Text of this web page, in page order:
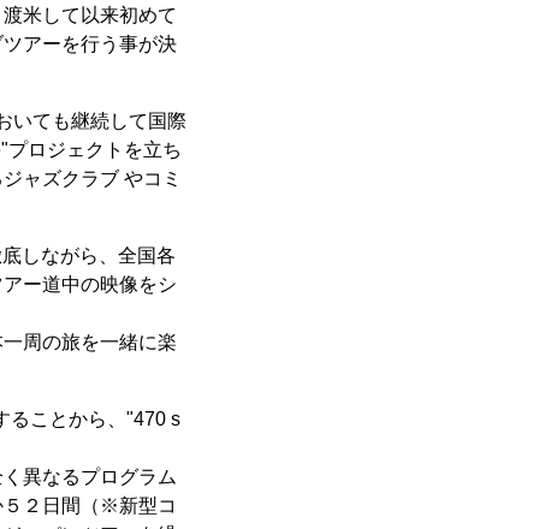
米して以来初めて
アーを行う事が決
いても継続して国際
ロジェクトを立ち
ャズクラブ やコミ
しながら、全国各
ー道中の映像をシ
周の旅を一緒に楽
ることから、"470 s
異なるプログラム
５２日間（※新型コ